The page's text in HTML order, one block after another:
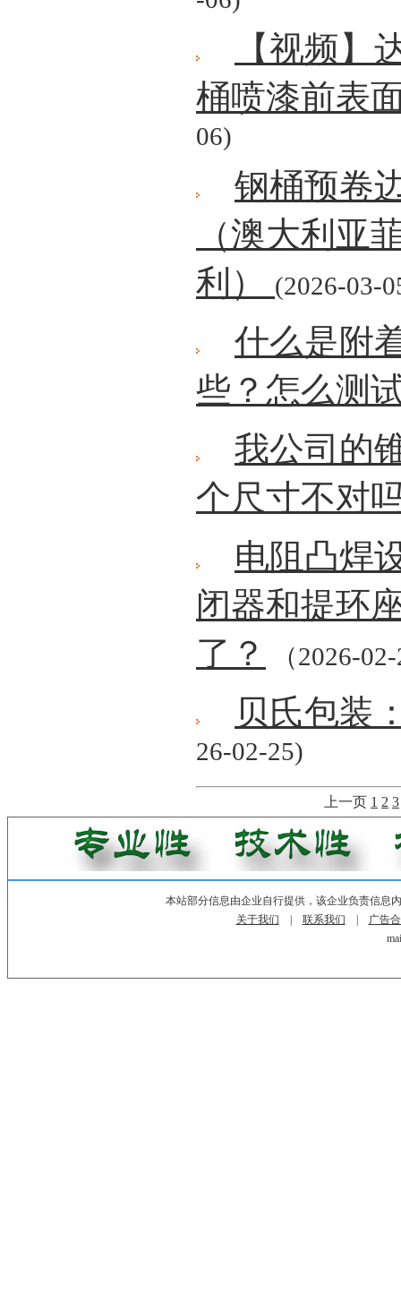
【视频
桶喷漆前表
06)
钢桶预卷
（澳大利亚
利）
(2026-03-
什么是附
些？怎么测
我公司的
个尺寸不对
电阻凸焊
闭器和提环
了？
（2026-
贝氏包装
26-02-25)
上一页 1 2 3
本站部分信息由企业自行提供，该企业负责信息
关于我们
联系我们
广告